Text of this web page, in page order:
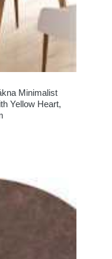
Minimalist
Yellow Heart,